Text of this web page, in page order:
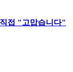
접 "고맙습니다"